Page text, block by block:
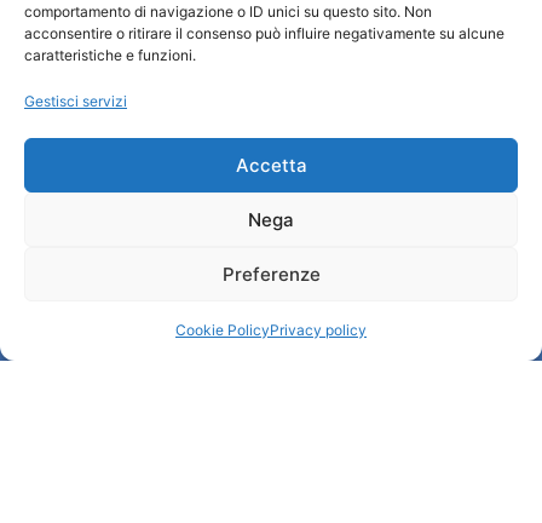
comportamento di navigazione o ID unici su questo sito. Non
acconsentire o ritirare il consenso può influire negativamente su alcune
caratteristiche e funzioni.
Gestisci servizi
Accetta
Nega
Preferenze
Cookie PolicyPrivacy policy
Cookie Policy
Credits
Informazioni